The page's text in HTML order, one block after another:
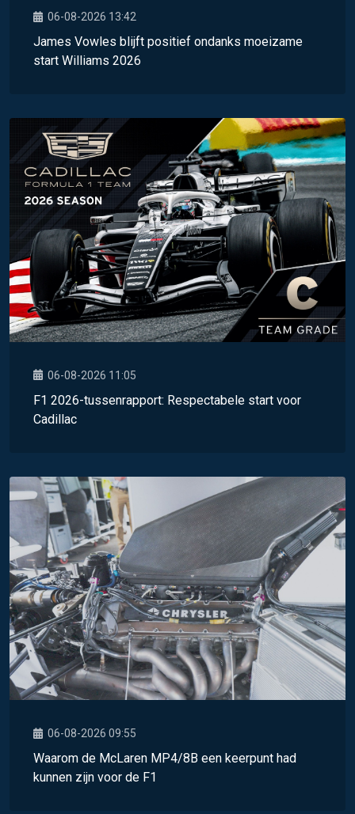
06-08-2026 13:42
James Vowles blijft positief ondanks moeizame
start Williams 2026
06-08-2026 11:05
F1 2026-tussenrapport: Respectabele start voor
Cadillac
06-08-2026 09:55
Waarom de McLaren MP4/8B een keerpunt had
kunnen zijn voor de F1